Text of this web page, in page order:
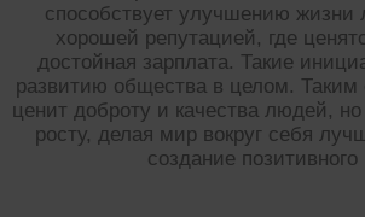
способствует улучшению жизни
хорошей репутацией, где
достойная зарплата. Такие
развитию общества в целом.
ценит доброту и качества людей,
росту, делая мир вокруг себя
создание